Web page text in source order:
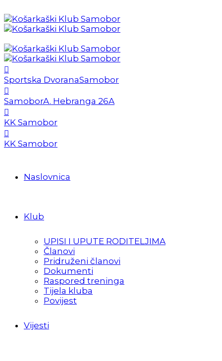
Sportska DvoranaSamobor
SamoborA. Hebranga 26A
KK Samobor
KK Samobor
Naslovnica
Klub
UPISI I UPUTE RODITELJIMA
Članovi
Pridruženi članovi
Dokumenti
Raspored treninga
Tijela kluba
Povijest
Vijesti